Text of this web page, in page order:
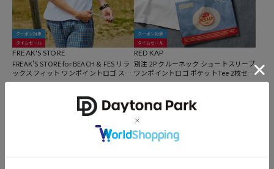
クーポン対象
タイムセール
FREAK'S STORE
FREAK'S STORE for BEACH & FES リラ
ックスフィット ワンポイントロゴ スピ
ンドル ポケットTシャツ
クーポン対象
タイムセール
RED KAP
別注 2P クルーネック ショートスリーブ
ワンポイントロゴ ポケットTee 2枚セッ
ト
38